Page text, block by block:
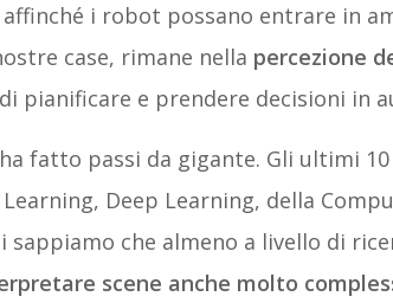
i robot possano entrare in
case, rimane nella percezione
pianificare e prendere decisioni in
fatto passi da gigante. Gli ultimi
Learning, Deep Learning, della
che almeno a livello di
scene anche molto